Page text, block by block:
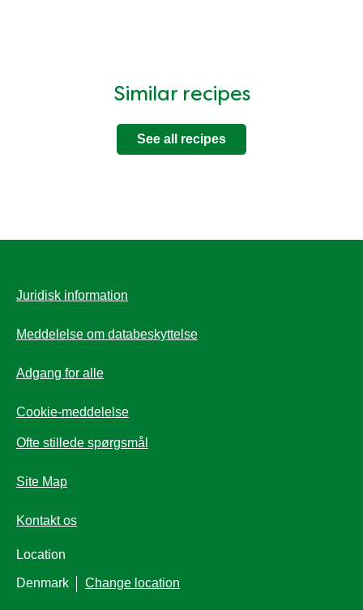
Similar recipes
See all recipes
Juridisk information
Meddelelse om databeskyttelse
Adgang for alle
Cookie-meddelelse
Ofte stillede spørgsmål
Site Map
Kontakt os
Location
Denmark Change location